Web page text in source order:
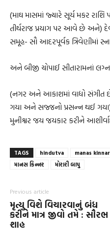
(માઘ માસમાં જ્યારે સૂર્ય મકર રાશિ
તીર્થરાજ પ્રયાગ પર આવે છે અને)
સમૂહ- સૌ આદરપૂર્વક ત્રિવેણીમાં
અને બીજી ચોપાઈ સીતારામનાં
(નગર અને આકાશમાં વાદ્યો સંગીત
ગયા અને સજ્જનો પ્રસન્ન થઈ
મુનીશ્વર જય જયકાર કરીને
TAGS hindutva manas
માનસ કિન્નર
મોરારી બાપુ
Previous article
મૃત્યુ વિશે વિચારવાનું બંધ
કરીને માત્ર જીવો તમે : સૌરભ
શાહ